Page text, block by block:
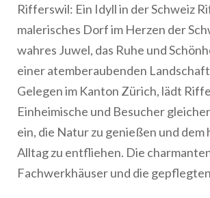
Rifferswil: Ein Idyll in der Schweiz
malerisches Dorf im Herzen der
wahres Juwel, das Ruhe und
einer atemberaubenden
Gelegen im Kanton Zürich, lädt
Einheimische und Besucher
ein, die Natur zu genießen und dem
Alltag zu entfliehen. Die
Fachwerkhäuser und die